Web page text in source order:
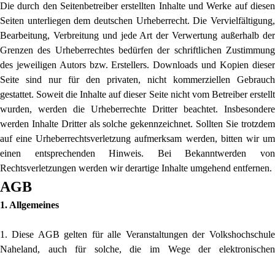
Die durch den Seitenbetreiber erstellten Inhalte und Werke auf diesen
Seiten unterliegen dem deutschen Urheberrecht. Die Vervielfältigung,
Bearbeitung, Verbreitung und jede Art der Verwertung außerhalb der
Grenzen des Urheberrechtes bedürfen der schriftlichen Zustimmung
des jeweiligen Autors bzw. Erstellers. Downloads und Kopien dieser
Seite sind nur für den privaten, nicht kommerziellen Gebrauch
gestattet. Soweit die Inhalte auf dieser Seite nicht vom Betreiber erstellt
wurden, werden die Urheberrechte Dritter beachtet. Insbesondere
werden Inhalte Dritter als solche gekennzeichnet. Sollten Sie trotzdem
auf eine Urheberrechtsverletzung aufmerksam werden, bitten wir um
einen entsprechenden Hinweis. Bei Bekanntwerden von
Rechtsverletzungen werden wir derartige Inhalte umgehend entfernen.
AGB
1. Allgemeines
1. Diese AGB gelten für alle Veranstaltungen der Volkshochschule
Naheland, auch für solche, die im Wege der elektronischen